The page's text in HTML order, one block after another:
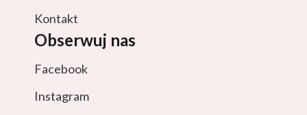
Kontakt
Obserwuj nas
Facebook
Instagram